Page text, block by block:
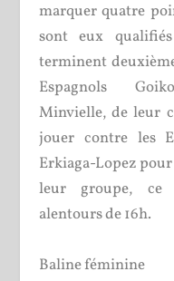
marquer quatre
sont eux
terminent
Espagnols
Minvielle, de leur
jouer contre les
Erkiaga-Lopez
leur groupe, ce
alentours de 16h.
Baline féminine